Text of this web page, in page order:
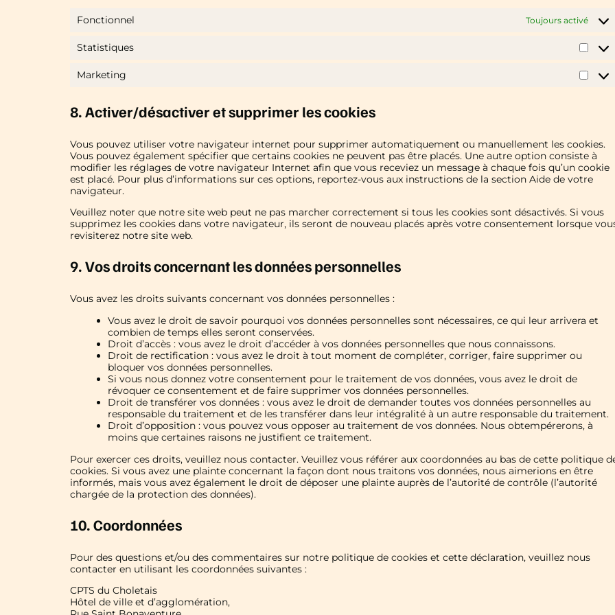
Fonctionnel Toujours activé
Statistiques
Marketing
8. Activer/désactiver et supprimer les cookies
Vous pouvez utiliser votre navigateur internet pour supprimer automatiquement ou manuellement les cookies.
Vous pouvez également spécifier que certains cookies ne peuvent pas être placés. Une autre option consiste à
modifier les réglages de votre navigateur Internet afin que vous receviez un message à chaque fois qu’un cookie
est placé. Pour plus d’informations sur ces options, reportez-vous aux instructions de la section Aide de votre
navigateur.
Veuillez noter que notre site web peut ne pas marcher correctement si tous les cookies sont désactivés. Si vous
supprimez les cookies dans votre navigateur, ils seront de nouveau placés après votre consentement lorsque
revisiterez notre site web.
9. Vos droits concernant les données personnelles
Vous avez les droits suivants concernant vos données personnelles :
Vous avez le droit de savoir pourquoi vos données personnelles sont nécessaires, ce qui leur arrivera et
combien de temps elles seront conservées.
Droit d’accès : vous avez le droit d’accéder à vos données personnelles que nous connaissons.
Droit de rectification : vous avez le droit à tout moment de compléter, corriger, faire supprimer ou
bloquer vos données personnelles.
Si vous nous donnez votre consentement pour le traitement de vos données, vous avez le droit de
révoquer ce consentement et de faire supprimer vos données personnelles.
Droit de transférer vos données : vous avez le droit de demander toutes vos données personnelles au
responsable du traitement et de les transférer dans leur intégralité à un autre responsable du traitement.
Droit d’opposition : vous pouvez vous opposer au traitement de vos données. Nous obtempérerons, à
moins que certaines raisons ne justifient ce traitement.
Pour exercer ces droits, veuillez nous contacter. Veuillez vous référer aux coordonnées au bas de cette politique
cookies. Si vous avez une plainte concernant la façon dont nous traitons vos données, nous aimerions en être
informés, mais vous avez également le droit de déposer une plainte auprès de l’autorité de contrôle (l’autorité
chargée de la protection des données).
10. Coordonnées
Pour des questions et/ou des commentaires sur notre politique de cookies et cette déclaration, veuillez nous
contacter en utilisant les coordonnées suivantes :
CPTS du Choletais
Hôtel de ville et d’agglomération,